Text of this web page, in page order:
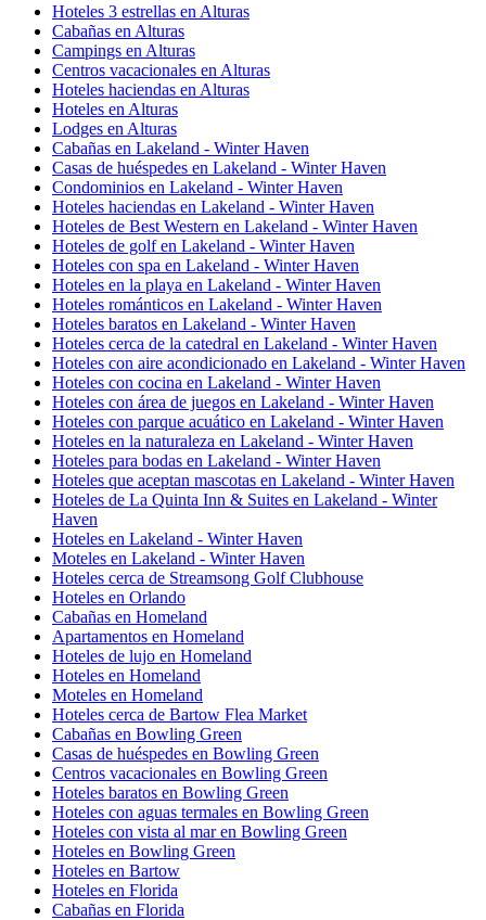
Hoteles 3 estrellas en Alturas
Cabañas en Alturas
Campings en Alturas
Centros vacacionales en Alturas
Hoteles haciendas en Alturas
Hoteles en Alturas
Lodges en Alturas
Cabañas en Lakeland - Winter Haven
Casas de huéspedes en Lakeland - Winter Haven
Condominios en Lakeland - Winter Haven
Hoteles haciendas en Lakeland - Winter Haven
Hoteles de Best Western en Lakeland - Winter Haven
Hoteles de golf en Lakeland - Winter Haven
Hoteles con spa en Lakeland - Winter Haven
Hoteles en la playa en Lakeland - Winter Haven
Hoteles románticos en Lakeland - Winter Haven
Hoteles baratos en Lakeland - Winter Haven
Hoteles cerca de la catedral en Lakeland - Winter Haven
Hoteles con aire acondicionado en Lakeland - Winter Haven
Hoteles con cocina en Lakeland - Winter Haven
Hoteles con área de juegos en Lakeland - Winter Haven
Hoteles con parque acuático en Lakeland - Winter Haven
Hoteles en la naturaleza en Lakeland - Winter Haven
Hoteles para bodas en Lakeland - Winter Haven
Hoteles que aceptan mascotas en Lakeland - Winter Haven
Hoteles de La Quinta Inn & Suites en Lakeland - Winter
Haven
Hoteles en Lakeland - Winter Haven
Moteles en Lakeland - Winter Haven
Hoteles cerca de Streamsong Golf Clubhouse
Hoteles en Orlando
Cabañas en Homeland
Apartamentos en Homeland
Hoteles de lujo en Homeland
Hoteles en Homeland
Moteles en Homeland
Hoteles cerca de Bartow Flea Market
Cabañas en Bowling Green
Casas de huéspedes en Bowling Green
Centros vacacionales en Bowling Green
Hoteles baratos en Bowling Green
Hoteles con aguas termales en Bowling Green
Hoteles con vista al mar en Bowling Green
Hoteles en Bowling Green
Hoteles en Bartow
Hoteles en Florida
Cabañas en Florida